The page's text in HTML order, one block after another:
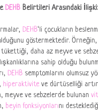
DEHB Belirtileri Arasındaki İlişki:
DEHB‘li çocukların
göstermektedir. Örneğin,
daha az meyve ve
sahip olduğu
DEHB semptomlarını olumsuz
hiperaktivite ve dürtüselliği
meyve ve sebzelerde bulunan
beyin fonksiyonlarını